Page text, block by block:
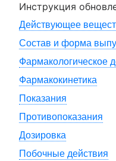
Инструкция
Действующее
Состав и форма
Фармакологическое
Фармакокинетика
Показания
Противопоказания
Дозировка
Побочные действия